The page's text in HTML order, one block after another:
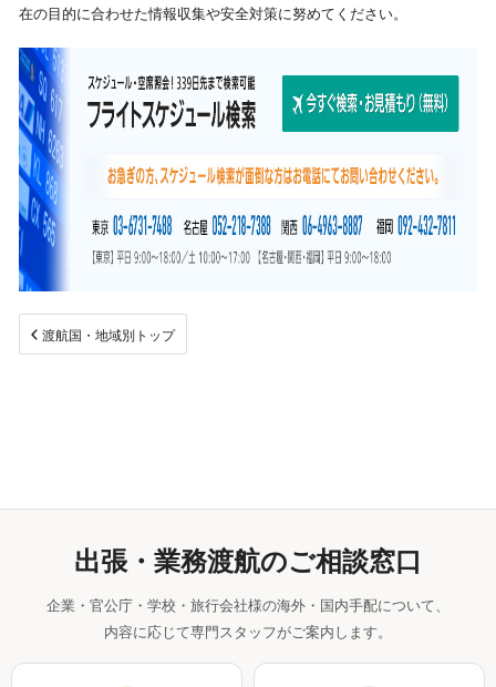
採用情報 企業情報
お問合わせ
在の目的に合わせた情報収集や安全対策に努めてください。
渡航国・地域別トップ
出張・業務渡航のご相談窓口
企業・官公庁・学校・旅行会社様の海外・国内手配について、
内容に応じて専門スタッフがご案内します。